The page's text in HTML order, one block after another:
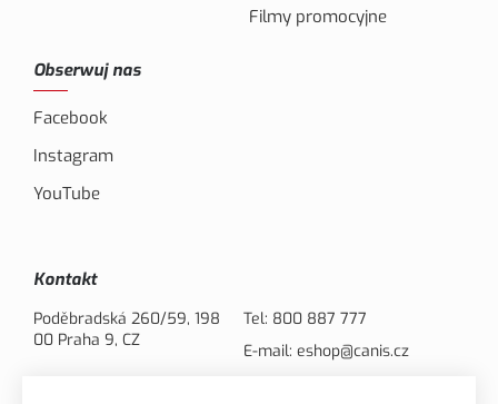
Filmy promocyjne
Obserwuj nas
Facebook
Instagram
YouTube
Kontakt
Poděbradská 260/59, 198
00 Praha 9, CZ
Tel: 800 887 777
E-mail: eshop@canis.cz